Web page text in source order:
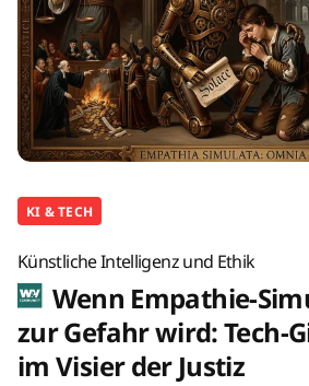
KI & TECH
Künstliche Intelligenz und Ethik
Wenn Empathie-
zur Gefahr wird: Tech-
im Visier der Justiz